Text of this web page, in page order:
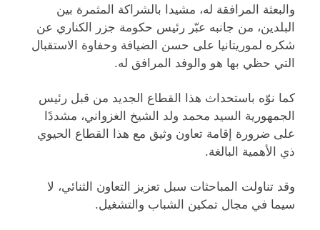
والبعثة المرافقة له، مشيدا بالشراكة المثمرة بين
البلدين، من جانبه عبّر رئيس حكومة جزر الكناري عن
شكره لموريتانيا على حسن الضيافة وحفاوة الاستقبال
التي حظي بها هو والوفد المرافق له.
كما نوّه باستحداث هذا القطاع الجديد من قبل رئيس
الجمهورية السيد محمد ولد الشيخ الغزواني، مشددًا
على ضرورة إقامة تعاون وثيق مع هذا القطاع الحيوي
ذي الأهمية البالغة.
وقد تناولت المباحثات سبل تعزيز التعاون الثنائي، لا
سيما في مجال تمكين الشباب والتشغيل.